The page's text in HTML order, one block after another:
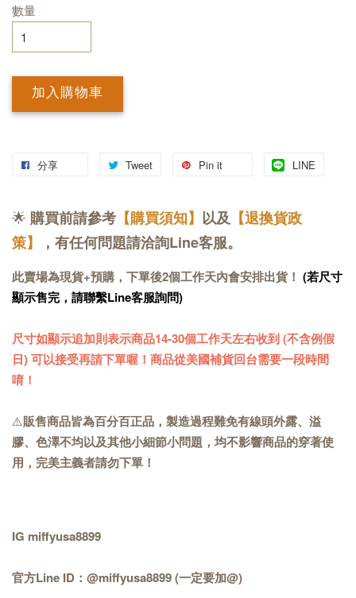
數量
加入購物車
分享 Tweet Pin it LINE
🌟 購買前請參考 【購買須知】 以及 【退換貨政
策】
，有任何問題請洽詢Line客服。
此賣場為現貨+預購，下單後2個工作天內會安排出貨！ (若尺寸
顯示售完，請聯繫Line客服詢問)
尺寸如顯示追加則表示商品14-30個工作天左右收到 (不含例假
日) 可以接受再請下單喔！商品從美國補貨回台需要一段時間
唷！
⚠️販售商品皆為百分百正品，製造過程難免有線頭外露、溢
膠、色澤不均以及其他小細節小問題，均不影響商品的穿著使
用，完美主義者請勿下單！
IG miffyusa8899
官方Line ID：@miffyusa8899 (一定要加@)